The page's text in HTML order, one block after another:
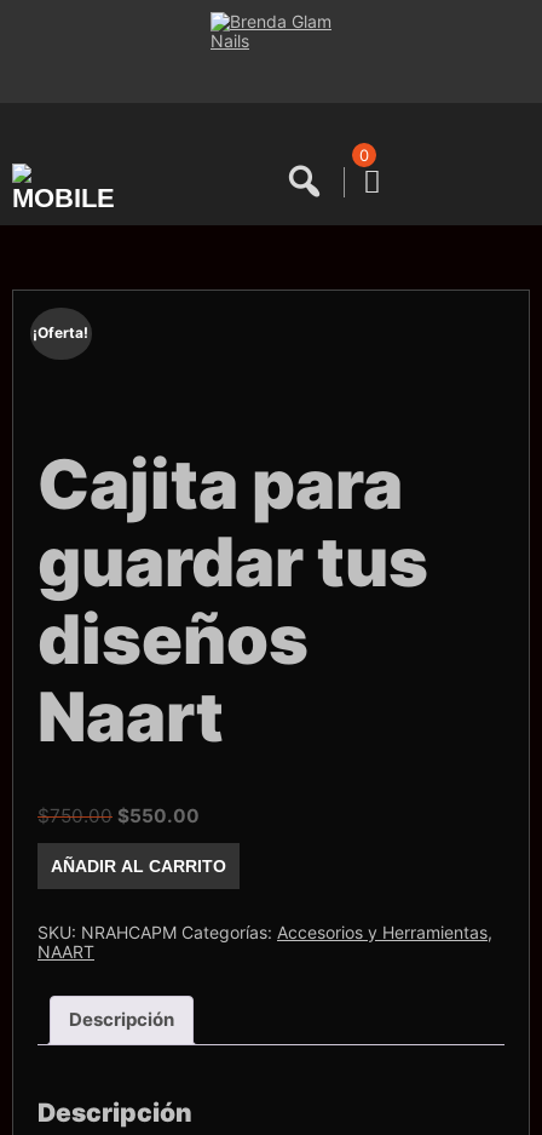
0
¡Oferta!
Cajita para
guardar tus
diseños
Naart
$750.00 El
precio
original
$750.00.
$550.00
precio
actual
$550.00.
para
guardar
diseños
Naart
cantidad
AÑADIR AL CARRITO
SKU: NRAHCAPM Categorías: Accesorios y Herramientas,
NAART
Descripción
Descripción